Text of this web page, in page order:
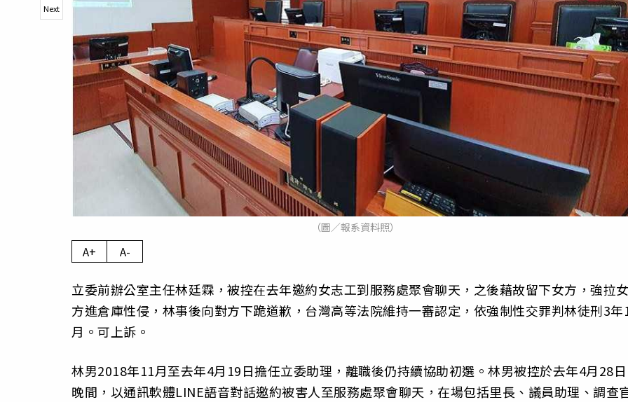
（圖／報系資料照）
Next
A+ A-
立委前辦公室主任林廷霖，被控在去年邀約女志工到服務處聚會聊天，之後藉故留下女方，強拉
方進倉庫性侵，林事後向對方下跪道歉，台灣高等法院維持一審認定，依強制性交罪判林徒刑3年
月。可上訴。
林男2018年11月至去年4月19日擔任立委助理，離職後仍持續協助初選。林男被控於去年4月28日
晚間，以通訊軟體LINE語音對話邀約被害人至服務處聚會聊天，在場包括里長、議員助理、調查